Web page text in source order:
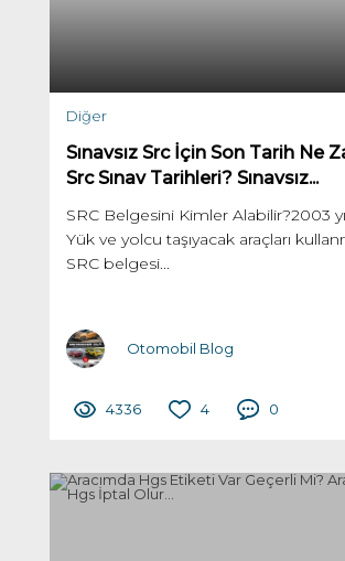
Diğer
Sınavsız Src İçin Son Tarih Ne
Src Sınav Tarihleri? Sınavsız...
SRC Belgesini Kimler Alabilir?2003
Yük ve yolcu taşıyacak araçları
SRC belgesi...
Otomobil Blog
4336 4 0